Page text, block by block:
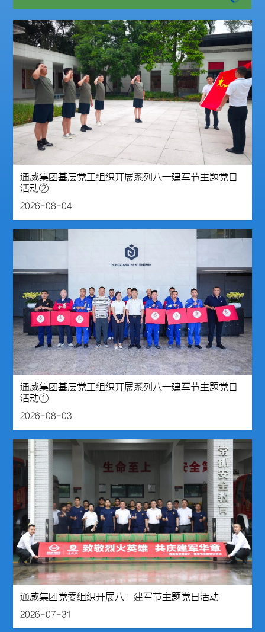
通威集团基层党工组织开展系列八一建军节主题党日
活动②
2026-08-04
通威集团基层党工组织开展系列八一建军节主题党日
活动①
2026-08-03
通威集团党委组织开展八一建军节主题党日活动
2026-07-31